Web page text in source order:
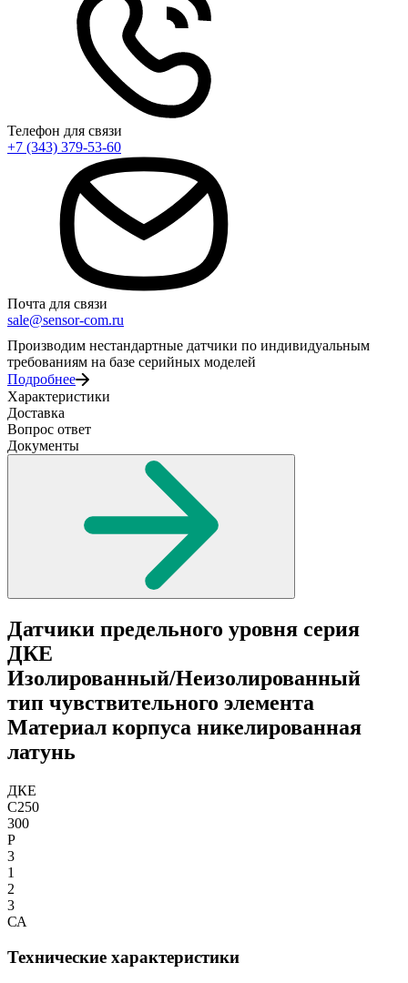
Телефон для связи
+7 (343) 379-53-60
Почта для связи
sale@sensor-com.ru
Производим нестандартные датчики по индивидуальным
требованиям на базе серийных моделей
Подробнее
Характеристики
Доставка
Вопрос ответ
Документы
Датчики предельного уровня серия
ДКЕ
Изолированный/Неизолированный
тип чувствительного элемента
Материал корпуса никелированная
латунь
ДКЕ
С250
300
Р
3
1
2
3
СА
Технические характеристики